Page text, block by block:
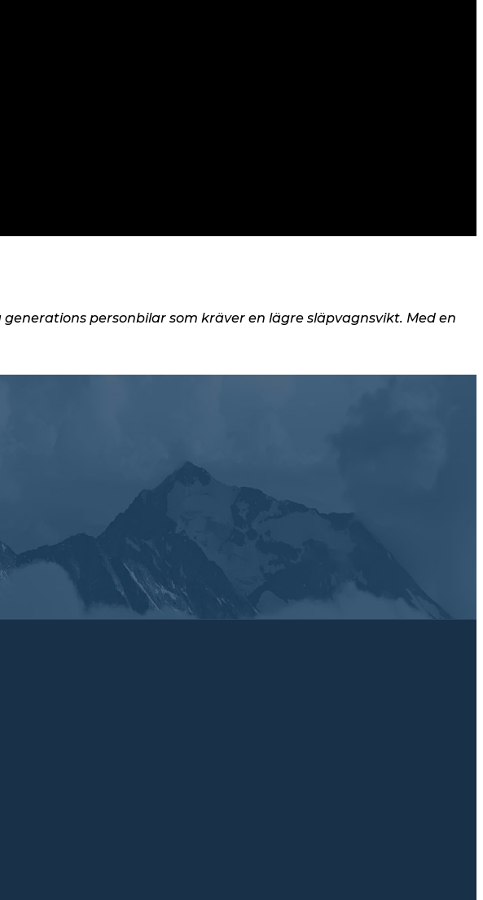
personbilar som kräver en lägre släpvagnsvikt. Med en